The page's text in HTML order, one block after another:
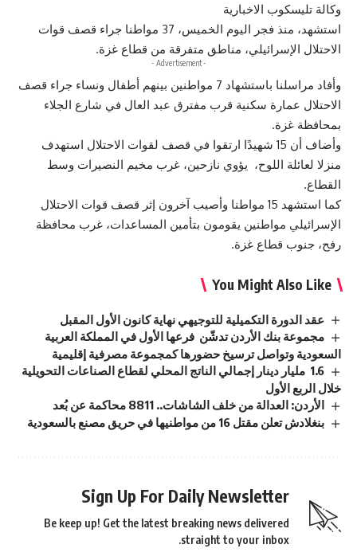
وكالة تليسكوب الاخبارية
استشهد، منذ فجر اليوم الخميس، 37 مواطنا جراء قصف قوات
الاحتلال الإسرائيلي، مناطق متفرقة من قطاع غزة.
- Advertisement -
وأفاد مراسلنا باستشهاد 7 مواطنين بينهم أطفال ونساء جراء قصف
الاحتلال عمارة سكنية قرب مفترق عبد العال في شارع الجلاء
بمحافظة غزة.
وأضاف أن 15 شهيدًا ارتقوا في قصف لقوات الاحتلال استهدف
منزلا لعائلة اللوح، يؤوي نازحين، غرب مخيم النصيرات وسط
القطاع.
كما استشهد 15 مواطنا وأصيب آخرون إثر قصف قوات الاحتلال
الإسرائيلي مواطنين يقومون بتأمين المساعدات، غرب محافظة
رفح، جنوب قطاع غزة.
You Might Also Like
عقد الدورة التكميلية للتوجيهي نهاية كانون الأول المقبل
مجموعة بنك الأردن تدشّن فرعها الأول في المملكة العربية
السعودية وتواصل ترسيخ حضورها كمجموعة مصرفية إقليمية
1.6 مليار دينار إجمالي الناتج المحلي لقطاع الصناعات التحويلية
خلال الربع الأول
الأردن: العدالة من خلف الشاشات.. 8811 محاكمة عن بُعد
بنغلادش تعلن مقتل 16 من مواطنيها في حريق مصنع بالسعودية
Sign Up For Daily Newsletter
Be keep up! Get the latest breaking news delivered
straight to your inbox.